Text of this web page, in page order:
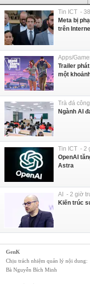
Tin ICT -
Meta bị
trên
Apps/
Trailer
một
Trà đá
Ngành AI
Tin ICT - 2
OpenAI
Astra
AI - 2 giờ
Kiến trúc
GenK
Chịu trách nhiệm quản lý nội dung:
Bà Nguyễn Bích Minh